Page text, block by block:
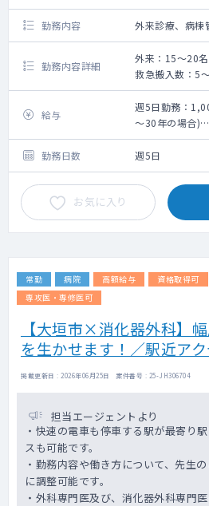
勤務内容 外来診療、病棟
勤務内容詳細
外来：15～20
救急搬入数：5
手術：1～2コ
よる
外来診療、病棟
■外来診療 15
■病棟管理 10
■救急対応 救
■手術 週２
整による）
手術件数
件 2023年
有（メーカー：
ヨコガワ）・麻
給与
週5日勤務：
～30年の場合)
＜モデル給与＞
び、賞与を含む
※ご経験10年目
年目の場合
1,600万円
※但し、スキル
※上記年俸幅は
勤務日数 週5日
お気に入り
常勤 病院 高額給与 資格取得可
専攻医・専修医可
【大垣市×消化器外科】
を生かせます！／駅近アク
掲載更新日 : 2026年06月25日 案件番号 : 25-JH306704
担当エージェントより
・快速の電車も停車する駅が最寄り
スも可能です。
・勤務内容や働き方について、先生
に調整可能です。
・外科専門医及び、消化器外科専門医